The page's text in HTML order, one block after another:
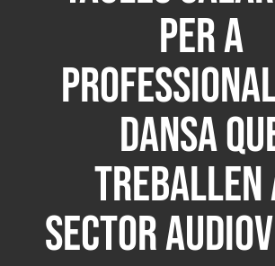
per a
dansa
treballen
sector